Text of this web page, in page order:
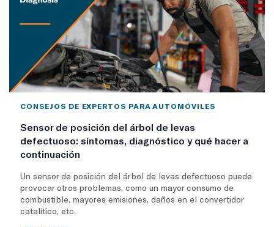
CONSEJOS DE EXPERTOS PARA AUTOMÓVILES
Sensor de posición del árbol de levas
defectuoso: síntomas, diagnóstico y qué hacer a
continuación
Un sensor de posición del árbol de levas defectuoso puede
provocar otros problemas, como un mayor consumo de
combustible, mayores emisiones, daños en el convertidor
catalítico, etc.